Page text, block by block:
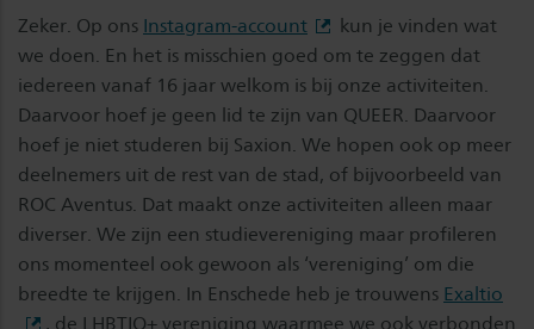
Zeker. Op ons Instagram-account
kun je vinden wat
we doen. En het is misschien goed om te zeggen dat
iedereen vanaf 16 jaar welkom is bij onze activiteiten.
Daarvoor hoef je geen lid te zijn van QUEER. Daarvoor
hoef je niet studeren bij Saxion. We hopen ook op meer
deelnemers uit de rest van de stad, of bijvoorbeeld van
ROC Aventus. Dat maakt onze activiteiten alleen maar
diverser. We zijn een studievereniging maar profileren
ons momenteel ook gewoon als ‘vereniging’ om die
breedte te krijgen. In Enschede heb je trouwens Exaltio
, de LHBTIQ+ vereniging waarmee we ook verbonden